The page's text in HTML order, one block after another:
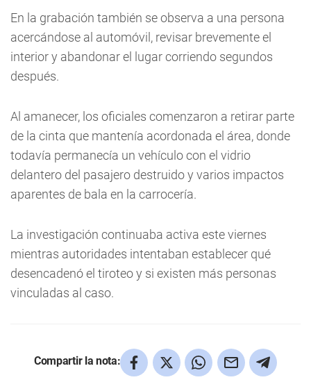
En la grabación también se observa a una persona
acercándose al automóvil, revisar brevemente el
interior y abandonar el lugar corriendo segundos
después.
Al amanecer, los oficiales comenzaron a retirar parte
de la cinta que mantenía acordonada el área, donde
todavía permanecía un vehículo con el vidrio
delantero del pasajero destruido y varios impactos
aparentes de bala en la carrocería.
La investigación continuaba activa este viernes
mientras autoridades intentaban establecer qué
desencadenó el tiroteo y si existen más personas
vinculadas al caso.
Compartir la nota: